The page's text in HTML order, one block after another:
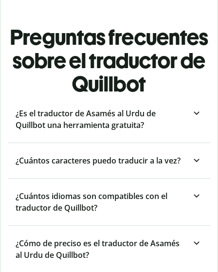
Preguntas frecuentes
sobre el traductor de
Quillbot
¿Es el traductor de Asamés al Urdu de
Quillbot una herramienta gratuita?
¿Cuántos caracteres puedo traducir a la vez?
¿Cuántos idiomas son compatibles con el
traductor de Quillbot?
¿Cómo de preciso es el traductor de Asamés
al Urdu de Quillbot?